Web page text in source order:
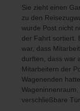
Sie zieht einen
zu den
wurde Post nicht
der Fahrt sortiert.
war, dass
durften, dass war
Mitarbeitern der
Wagenenden
verschließbare Tür.